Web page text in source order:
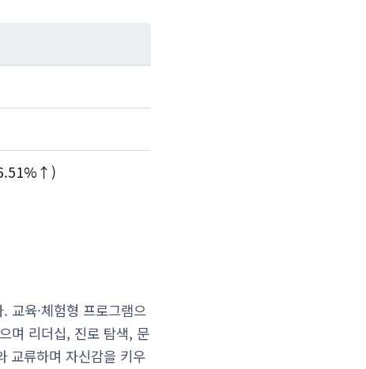
교육·체험형 프로그램으
며 리더십, 진로 탐색, 문
교류하며 자신감을 키우